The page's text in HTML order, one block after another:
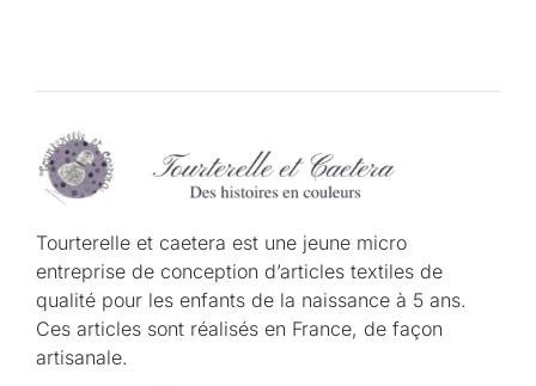
Tourterelle et caetera est une jeune micro
entreprise de conception d’articles textiles de
qualité pour les enfants de la naissance à 5 ans.
Ces articles sont réalisés en France, de façon
artisanale.